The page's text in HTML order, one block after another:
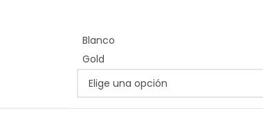
Blanco
Gold